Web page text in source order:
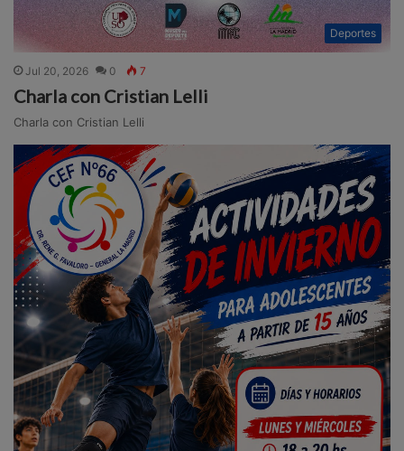
Deportes
Jul 20, 2026 0 7
Charla con Cristian Lelli
Charla con Cristian Lelli